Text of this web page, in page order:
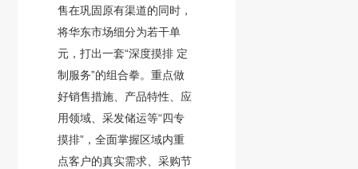
售在巩固原有渠道的同时，
将华东市场细分为若干单
元，打出一套“深度摸排 定
制服务”的组合拳。重点做
好销售措施、产品特性、应
用领域、采发储运等“四专
摸排”，全面掌握区域内重
点客户的真实需求、采购节